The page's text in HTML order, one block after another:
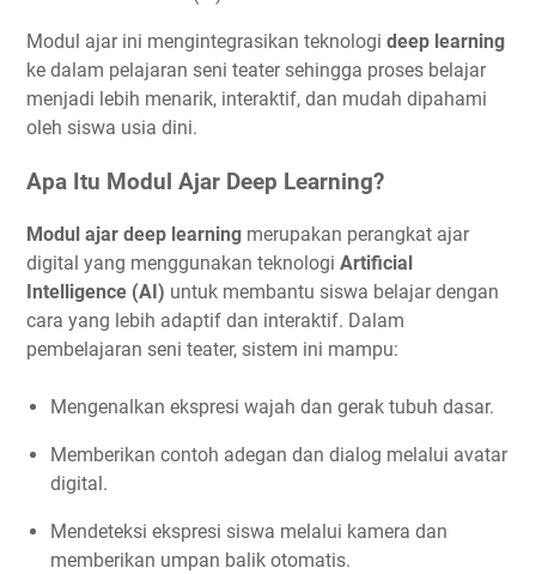
Modul ajar ini mengintegrasikan teknologi deep learning
ke dalam pelajaran seni teater sehingga proses belajar
menjadi lebih menarik, interaktif, dan mudah dipahami
oleh siswa usia dini.
Apa Itu Modul Ajar Deep Learning?
Modul ajar deep learning merupakan perangkat ajar
digital yang menggunakan teknologi Artificial
Intelligence (AI) untuk membantu siswa belajar dengan
cara yang lebih adaptif dan interaktif. Dalam
pembelajaran seni teater, sistem ini mampu:
Mengenalkan ekspresi wajah dan gerak tubuh dasar.
Memberikan contoh adegan dan dialog melalui avatar
digital.
Mendeteksi ekspresi siswa melalui kamera dan
memberikan umpan balik otomatis.